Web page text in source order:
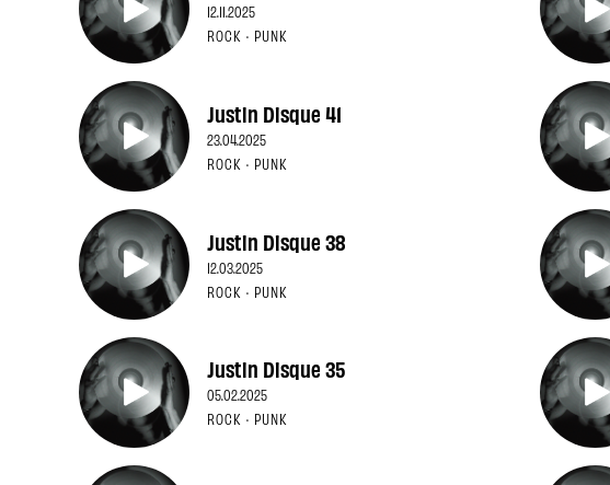
12.11.2025
ROCK · PUNK
Justin Disque 41
23.04.2025
ROCK · PUNK
Justin Disque 38
12.03.2025
ROCK · PUNK
Justin Disque 35
05.02.2025
ROCK · PUNK